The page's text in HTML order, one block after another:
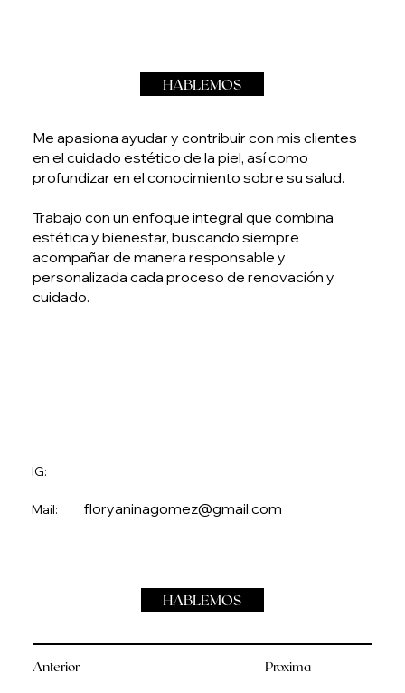
HABLEMOS
Anterior Proxima
Me apasiona ayudar y contribuir con mis clientes
en el cuidado estético de la piel, así como
profundizar en el conocimiento sobre su salud.
Trabajo con un enfoque integral que combina
estética y bienestar, buscando siempre
acompañar de manera responsable y
personalizada cada proceso de renovación y
cuidado.
IG:
Mail: floryaninagomez@gmail.com
HABLEMOS